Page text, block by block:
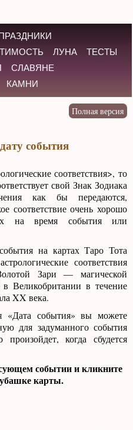
ЛУНА
ТЕСТЫ
СЛАВЯНЕ
КАМНИ
события
соответствия>, то
свой Знак Зодиака
как бы передаются,
соответствие очень хорошо
на время события или
на картах Таро Тота
соответствия
Зари — магической
в Великобритании в течение
XX века.
события» вы можете
для задуманного события
когда сбудется
событии и кликните
карты.